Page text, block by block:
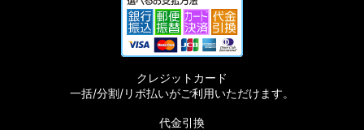
クレジットカード
一括/分割/リボ払いがご利用いただけます。
代金引換